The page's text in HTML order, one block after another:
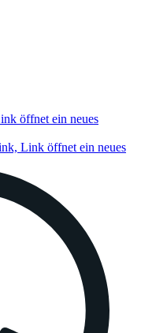
öffnet ein neues
Link öffnet ein neues